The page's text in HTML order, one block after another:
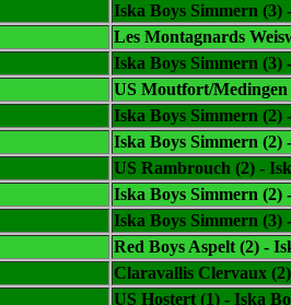
Iska Boys Simmern (3)
Les Montagnards
Iska Boys Simmern (3)
US Moutfort/
Iska Boys Simmern
Iska Boys Simmern (2)
US Rambrouch (2) -
Iska Boys Simmern
Iska Boys Simmern (3)
Red Boys Aspelt (2) -
Claravallis Clervaux
US Hostert (1) - Iska